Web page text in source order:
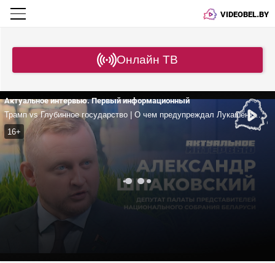
VIDEOBEL.BY
Онлайн ТВ
Актуальное интервью. Первый информационный
Трамп vs Глубинное государство | О чем предупреждал Лукашенко? | «Второй Вьетнам» близко?
16+